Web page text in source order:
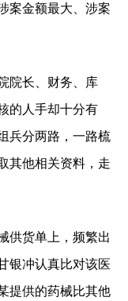
案金额最大、涉案
长、财务、库
的人手却十分有
兵分两路，一路梳
其他相关资料，走
货单上，频繁出
银冲认真比对该医
提供的药械比其他